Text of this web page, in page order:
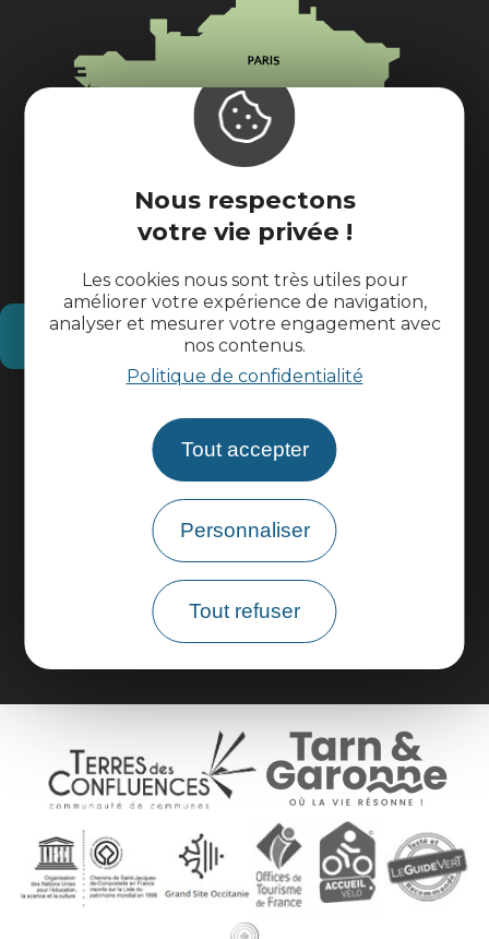
Nous respectons
votre vie privée !
Les cookies nous sont très utiles pour
améliorer votre expérience de navigation,
analyser et mesurer votre engagement avec
nos contenus.
Politique de confidentialité
Tout accepter
Personnaliser
Tout refuser
Comment venir ?
Espace groupes
Brochures